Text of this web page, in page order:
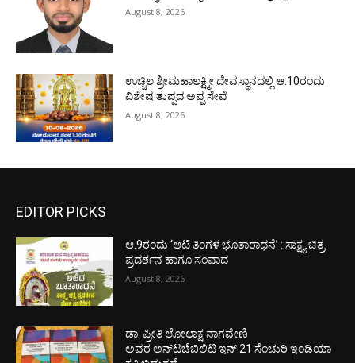
August 8, 2026
ಉಚ್ಚಿಲ ಶ್ರೀಮಹಾಲಕ್ಷ್ಮೀ ದೇವಸ್ಥಾನದಲ್ಲಿ ಆ.10ರಂದು
ವಿಶೇಷ ತುಪ್ಪದ ಅಪ್ಪ ಸೇವೆ
August 8, 2026
EDITOR PICKS
ಆ.9ರಂದು ‘ಆಟಿ ತಿಂಗಳ ಭೂತಾರಾಧನೆ’ : ಸಾಕ್ಷ್ಯ ಚಿತ್ರ
ಪ್ರದರ್ಶನ ಹಾಗೂ ಸಂವಾದ
August 8, 2026
ಡಾ. ಪ್ರೀತಿ ಲೋಲಾಕ್ಷ ನಾಗವೇಣಿ
ಅವರ ಅನ್‌ಟಚೆಬಿಲಿಟಿ ಇನ್ 21 ಸೆಂಚುರಿ ಇಂಡಿಯಾ